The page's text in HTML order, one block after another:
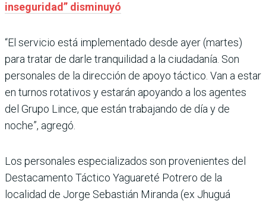
inseguridad” disminuyó
“El servicio está implementado desde ayer (martes)
para tratar de darle tranquilidad a la ciudadanía. Son
personales de la dirección de apoyo táctico. Van a estar
en turnos rotativos y estarán apoyando a los agentes
del Grupo Lince, que están trabajando de día y de
noche”, agregó.
Los personales especializados son provenientes del
Destacamento Táctico Yaguareté Potrero de la
localidad de Jorge Sebastián Miranda (ex Jhuguá